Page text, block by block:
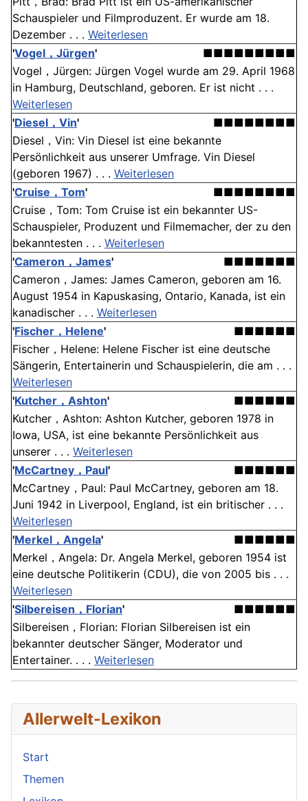
Schauspieler und Filmproduzent. Er wurde am 18.
Dezember . . . Weiterlesen
'Vogel，Jürgen'
■■■■■■■■■
Vogel，Jürgen: Jürgen Vogel wurde am 29. April 1968
in Hamburg, Deutschland, geboren. Er ist nicht . . .
Weiterlesen
'Diesel，Vin'
■■■■■■■■
Diesel，Vin: Vin Diesel ist eine bekannte
Persönlichkeit aus unserer Umfrage. Vin Diesel
(geboren 1967) . . . Weiterlesen
'Cruise，Tom'
■■■■■■■■
Cruise，Tom: Tom Cruise ist ein bekannter US-
Schauspieler, Produzent und Filmemacher, der zu den
bekanntesten . . . Weiterlesen
'Cameron，James'
■■■■■■■
Cameron，James: James Cameron, geboren am 16.
August 1954 in Kapuskasing, Ontario, Kanada, ist ein
kanadischer . . . Weiterlesen
'Fischer，Helene'
■■■■■■
Fischer，Helene: Helene Fischer ist eine deutsche
Sängerin, Entertainerin und Schauspielerin, die am . . .
Weiterlesen
'Kutcher，Ashton'
■■■■■■
Kutcher，Ashton: Ashton Kutcher, geboren 1978 in
Iowa, USA, ist eine bekannte Persönlichkeit aus
unserer . . . Weiterlesen
'McCartney，Paul'
■■■■■■
McCartney，Paul: Paul McCartney, geboren am 18.
Juni 1942 in Liverpool, England, ist ein britischer . . .
Weiterlesen
'Merkel，Angela'
■■■■■■
Merkel，Angela: Dr. Angela Merkel, geboren 1954 ist
eine deutsche Politikerin (CDU), die von 2005 bis . . .
Weiterlesen
'Silbereisen，Florian'
■■■■■■
Silbereisen，Florian: Florian Silbereisen ist ein
bekannter deutscher Sänger, Moderator und
Entertainer. . . . Weiterlesen
Allerwelt-Lexikon
Start
Themen